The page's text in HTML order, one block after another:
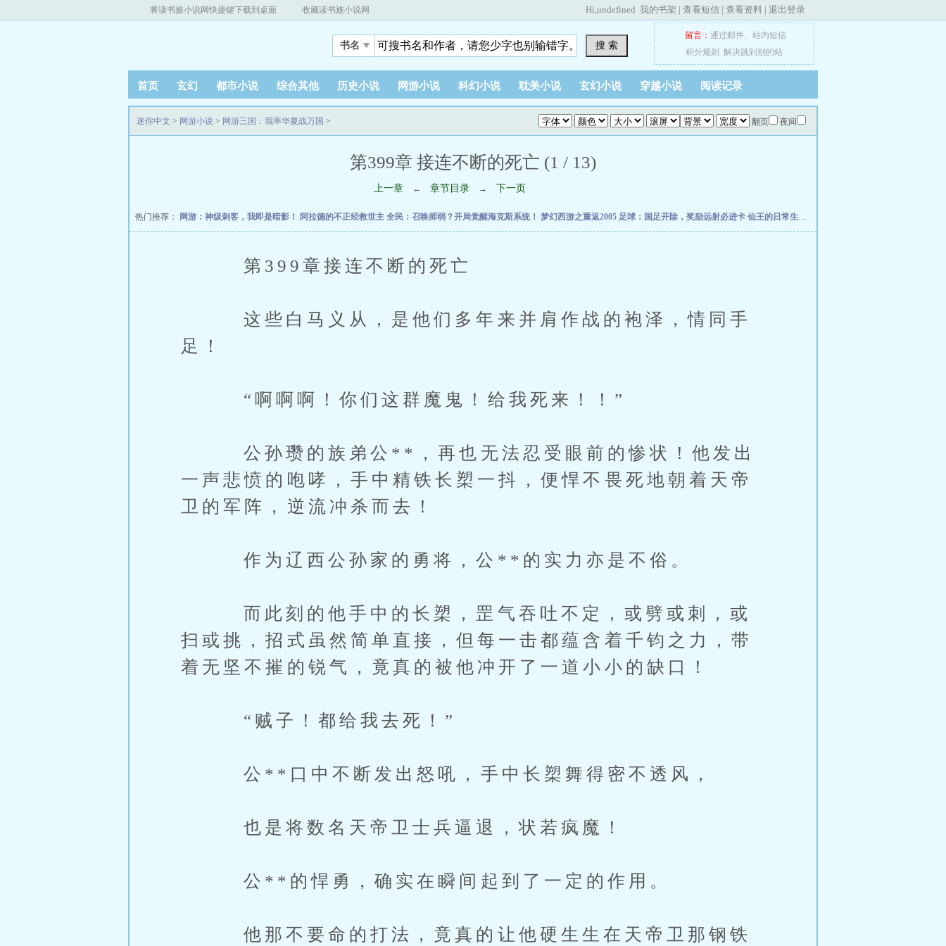
将读书族小说网快捷键下载到桌面 收藏读书族小说网 Hi,undefined 我的书架 | 查看短信 | 查看资料 | 退出登录
书名 搜 索
留言： 通过邮件、 站内短信
积分规则
解决跳到别的站
首页 玄幻 都市小说 综合其他 历史小说 网游小说 科幻小说 耽美小说 玄幻小说 穿越小说 阅读记录
翻页 夜间
迷你中文 > 网游小说 > 网游三国：我率华夏战万国 >
第399章 接连不断的死亡 (1 / 13)
上一章 ← 章节目录 → 下一页
热门推荐： 网游：神级刺客，我即是暗影！ 阿拉德的不正经救世主 全民：召唤师弱？开局觉醒海克斯系统！ 梦幻西游之重返2005 足球：国足开除，奖励远射必进卡 仙王的日常生活
第399章接连不断的死亡
这些白马义从，是他们多年来并肩作战的袍泽，情同手
足！
“啊啊啊！你们这群魔鬼！给我死来！！”
公孙瓒的族弟公**，再也无法忍受眼前的惨状！他发出
一声悲愤的咆哮，手中精铁长槊一抖，便悍不畏死地朝着天帝
卫的军阵，逆流冲杀而去！
作为辽西公孙家的勇将，公**的实力亦是不俗。
而此刻的他手中的长槊，罡气吞吐不定，或劈或刺，或
扫或挑，招式虽然简单直接，但每一击都蕴含着千钧之力，带
着无坚不摧的锐气，竟真的被他冲开了一道小小的缺口！
“贼子！都给我去死！”
公**口中不断发出怒吼，手中长槊舞得密不透风，
也是将数名天帝卫士兵逼退，状若疯魔！
公**的悍勇，确实在瞬间起到了一定的作用。
他那不要命的打法，竟真的让他硬生生在天帝卫那钢铁